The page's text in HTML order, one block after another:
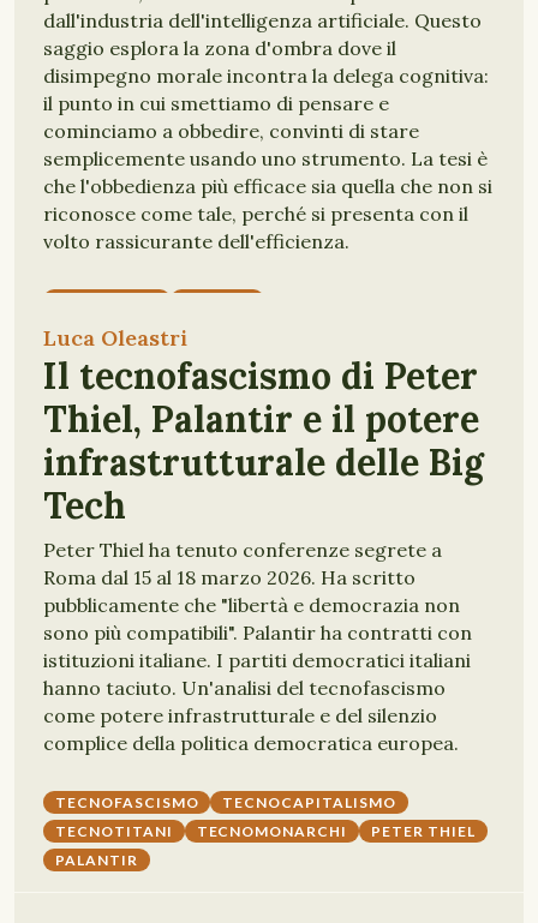
dall'industria dell'intelligenza artificiale. Questo
saggio esplora la zona d'ombra dove il
disimpegno morale incontra la delega cognitiva:
il punto in cui smettiamo di pensare e
cominciamo a obbedire, convinti di stare
semplicemente usando uno strumento. La tesi è
che l'obbedienza più efficace sia quella che non si
riconosce come tale, perché si presenta con il
volto rassicurante dell'efficienza.
INTELLIGENZA ARTIFICIALE
CONTROLLO ALGORITMICO
Luca Oleastri
Il tecnofascismo di Peter
Thiel, Palantir e il potere
infrastrutturale delle Big
Tech
Peter Thiel ha tenuto conferenze segrete a
Roma dal 15 al 18 marzo 2026. Ha scritto
pubblicamente che "libertà e democrazia non
sono più compatibili". Palantir ha contratti con
istituzioni italiane. I partiti democratici italiani
hanno taciuto. Un'analisi del tecnofascismo
come potere infrastrutturale e del silenzio
complice della politica democratica europea.
TECNOFASCISMO
TECNOCAPITALISMO
TECNOTITANI
TECNOMONARCHI
PETER THIEL
PALANTIR